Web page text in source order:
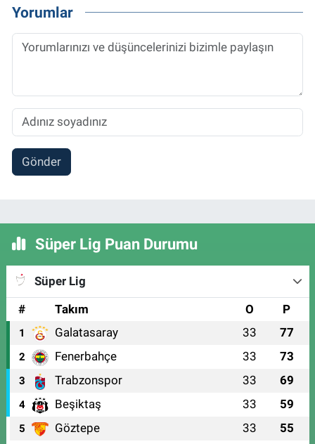
Yorumlar
Gönder
Süper Lig Puan Durumu
Süper Lig
#
Takım O P
1 Galatasaray 33 77
2 Fenerbahçe 33 73
3 Trabzonspor 33 69
4 Beşiktaş 33 59
5 Göztepe 33 55